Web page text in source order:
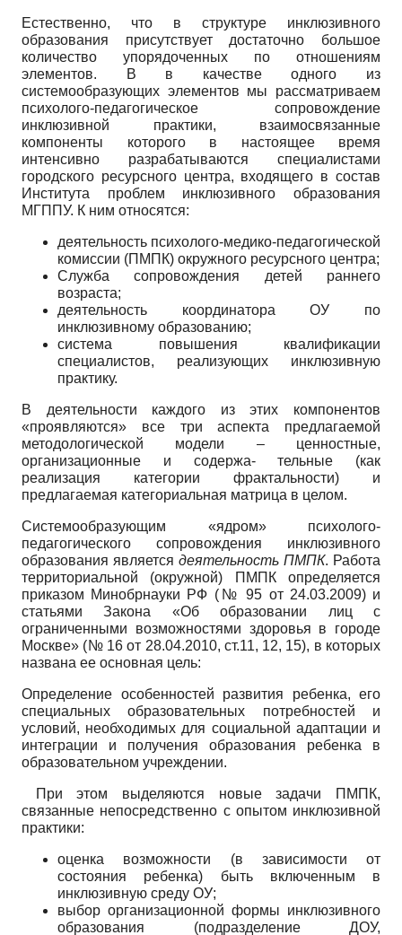
Естественно, что в структуре инклюзивного
образования присутствует достаточно большое
количество упорядоченных по отношениям
элементов. В в качестве одного из
системообразующих элементов мы рассматриваем
психолого-педагогическое сопровождение
инклюзивной практики, взаимосвязанные
компоненты которого в настоящее время
интенсивно разрабатываются специалистами
городского ресурсного центра, входящего в состав
Института проблем инклюзивного образования
МГППУ. К ним относятся:
деятельность психолого-медико-педагогической
комиссии (ПМПК) окружного ресурсного центра;
Служба сопровождения детей раннего
возраста;
деятельность координатора ОУ по
инклюзивному образованию;
система повышения квалификации
специалистов, реализующих инклюзивную
практику.
В деятельности каждого из этих компонентов
«проявляются» все три аспекта предлагаемой
методологической модели – ценностные,
организационные и содержа- тельные (как
реализация категории фрактальности) и
предлагаемая категориальная матрица в целом.
Системообразующим «ядром» психолого-
педагогического сопровождения инклюзивного
образования является деятельность ПМПК. Работа
территориальной (окружной) ПМПК определяется
приказом Минобрнауки РФ (№ 95 от 24.03.2009) и
статьями Закона «Об образовании лиц с
ограниченными возможностями здоровья в городе
Москве» (№ 16 от 28.04.2010, ст.11, 12, 15), в которых
названа ее основная цель:
Определение особенностей развития ребенка, его
специальных образовательных потребностей и
условий, необходимых для социальной адаптации и
интеграции и получения образования ребенка в
образовательном учреждении.
При этом выделяются новые задачи ПМПК,
связанные непосредственно с опытом инклюзивной
практики:
оценка возможности (в зависимости от
состояния ребенка) быть включенным в
инклюзивную среду ОУ;
выбор организационной формы инклюзивного
образования (подразделение ДОУ,